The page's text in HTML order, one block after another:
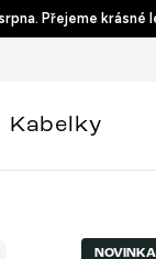
Přejeme krásné
osobních
Kabelky
NOVINKA